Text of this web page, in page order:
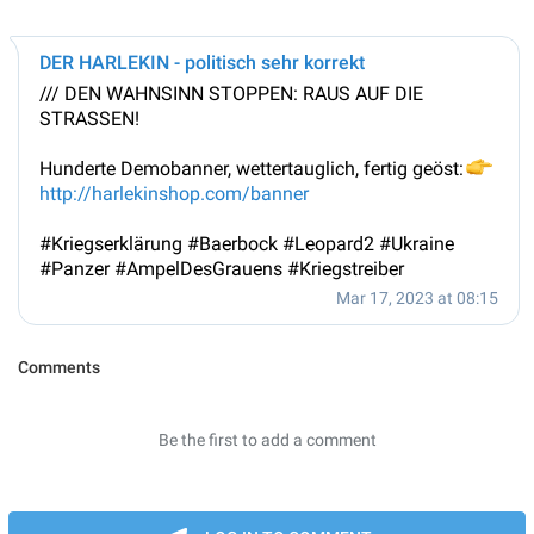
DER HARLEKIN - politisch sehr korrekt
/// DEN WAHNSINN STOPPEN: RAUS AUF DIE
STRASSEN!
Hunderte Demobanner, wettertauglich, fertig geöst:
👉
http://harlekinshop.com/banner
#Kriegserklärung #Baerbock #Leopard2 #Ukraine
#Panzer #AmpelDesGrauens #Kriegstreiber
Mar 17, 2023 at 08:15
Comments
Be the first to add a comment